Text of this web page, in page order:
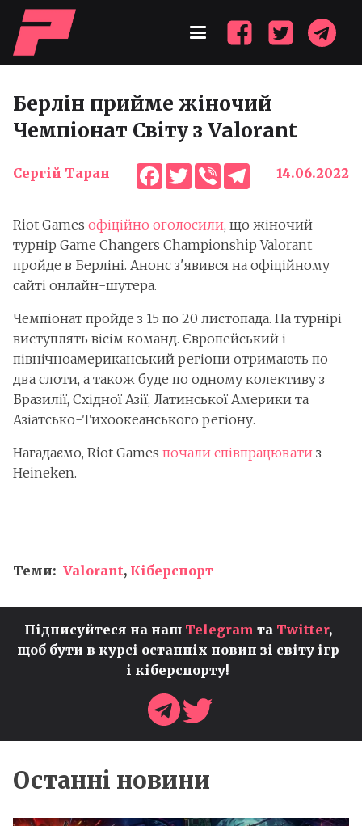
Берлін прийме жіночий
Чемпіонат Світу з Valorant
Сергій Таран Facebook
TwitterViber Telegram
14.06.2022
Riot Games офіційно оголосили, що жіночий
турнір Game Changers Championship Valorant
пройде в Берліні. Анонс з'явився на офіційному
сайті онлайн-шутера.
Чемпіонат пройде з 15 по 20 листопада. На турнірі
виступлять вісім команд. Європейський і
північноамериканський регіони отримають по
два слоти, а також буде по одному колективу з
Бразилії, Східної Азії, Латинської Америки та
Азіатсько-Тихоокеанського регіону.
Нагадаємо, Riot Games почали співпрацювати з
Heineken.
Теми: Valorant, Кіберспорт
Підписуйтеся на наш Telegram та Twitter,
щоб бути в курсі останніх новин зі світу ігр
і кіберспорту!
Останні новини